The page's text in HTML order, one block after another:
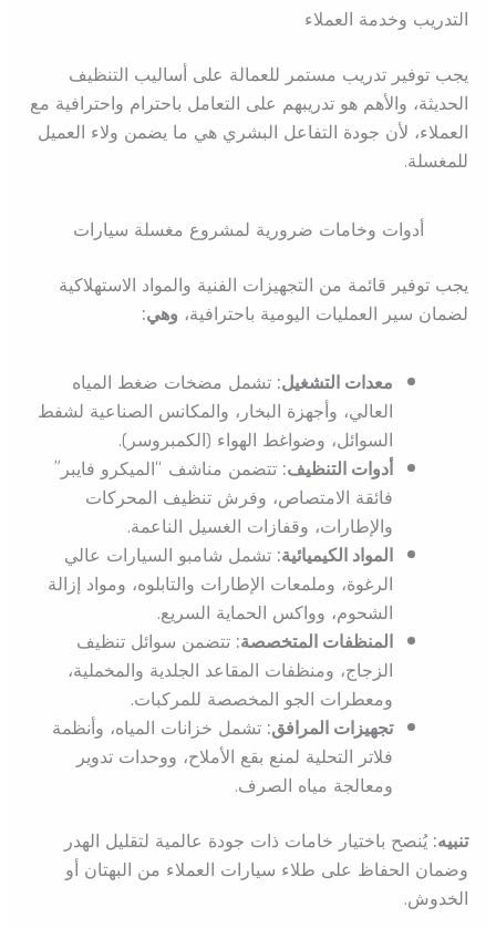
التدريب وخدمة العملاء
يجب توفير تدريب مستمر للعمالة على أساليب التنظيف
الحديثة، والأهم هو تدريبهم على التعامل باحترام واحترافية مع
العملاء، لأن جودة التفاعل البشري هي ما يضمن ولاء العميل
للمغسلة.
أدوات وخامات ضرورية لمشروع مغسلة سيارات
يجب توفير قائمة من التجهيزات الفنية والمواد الاستهلاكية
لضمان سير العمليات اليومية باحترافية، وهي:
معدات التشغيل:تشمل مضخات ضغط المياه
العالي، وأجهزة البخار، والمكانس الصناعية لشفط
السوائل، وضواغط الهواء (الكمبروسر).
أدوات التنظيف:تتضمن مناشف “الميكرو فايبر”
فائقة الامتصاص، وفرش تنظيف المحركات
والإطارات، وقفازات الغسيل الناعمة.
المواد الكيميائية:تشمل شامبو السيارات عالي
الرغوة، وملمعات الإطارات والتابلوه، ومواد إزالة
الشحوم، وواكس الحماية السريع.
المنظفات المتخصصة:تتضمن سوائل تنظيف
الزجاج، ومنظفات المقاعد الجلدية والمخملية،
ومعطرات الجو المخصصة للمركبات.
تجهيزات المرافق:تشمل خزانات المياه، وأنظمة
فلاتر التحلية لمنع بقع الأملاح، ووحدات تدوير
ومعالجة مياه الصرف.
تنبيه:يُنصح باختيار خامات ذات جودة عالمية لتقليل الهدر
وضمان الحفاظ على طلاء سيارات العملاء من البهتان أو
الخدوش.